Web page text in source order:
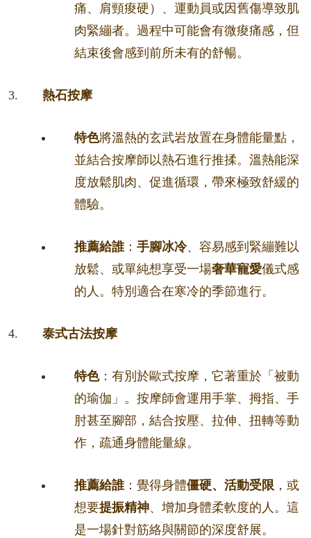
痛、肩頸痠硬）、運動員或因舊傷導致肌
肉緊繃者。過程中可能會有微痠痛感，但
結束後會感到前所未有的舒暢。
熱石按摩
特色將溫熱的玄武岩放置在身體能量點，
並結合按摩師以熱石進行推揉。溫熱能深
度放鬆肌肉、促進循環，帶來極致舒緩的
體驗。
推薦給誰： 手腳冰冷、容易感到緊繃難以
放鬆、或單純想享受一場奢華寵愛儀式感
的人。特別適合在寒冷的季節進行。
泰式古法按摩
特色：有別於歐式按摩，它著重於「被動
的瑜伽」。按摩師會運用手掌、拇指、手
肘甚至腳部，結合按壓、拉伸、扭轉等動
作，疏通身體能量線。
推薦給誰：覺得身體僵硬、活動受限 ，或
想要提振精神、增加身體柔軟度的人。這
是一場針對筋絡與關節的深度舒展。